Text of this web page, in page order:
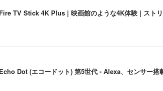
TV Stick 4K Plus | 映画館のような4K体験 | スト
Dot (エコードット) 第5世代 - Alexa、センサー搭